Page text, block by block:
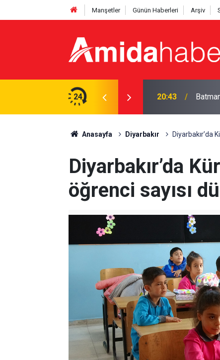
Manşetler Günün Haberleri Arşiv
24
sezon mesaisi başlıyor 19:58
Anasayfa Diyarbakır Diyarbakır’da
Diyarbakır’da
öğrenci sayısı